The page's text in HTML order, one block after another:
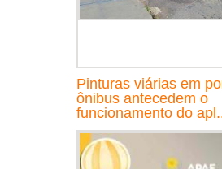
Pinturas viárias em
ônibus antecedem o
funcionamento do